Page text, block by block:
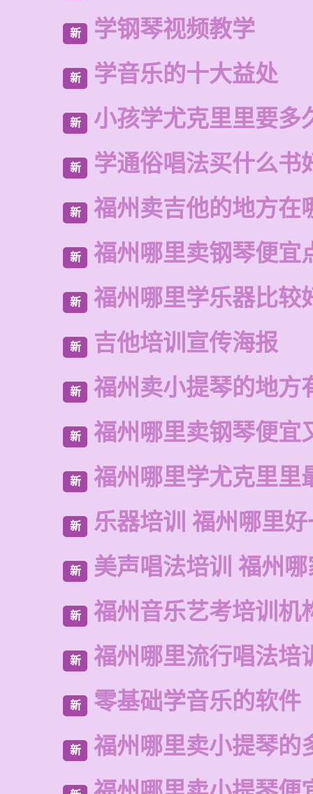
新 学钢琴视频教学
新 学音乐的十大益处
新 小孩学尤克里里要多
新 学通俗唱法买什么书
新 福州卖吉他的地方在
新 福州哪里卖钢琴便宜
新 福州哪里学乐器比较
新 吉他培训宣传海报
新 福州卖小提琴的地方
新 福州哪里卖钢琴便宜
新 福州哪里学尤克里里
新 乐器培训 福州哪里
新 美声唱法培训 福州
新 福州音乐艺考培训机
新 福州哪里流行唱法培
新 零基础学音乐的软件
新 福州哪里卖小提琴的